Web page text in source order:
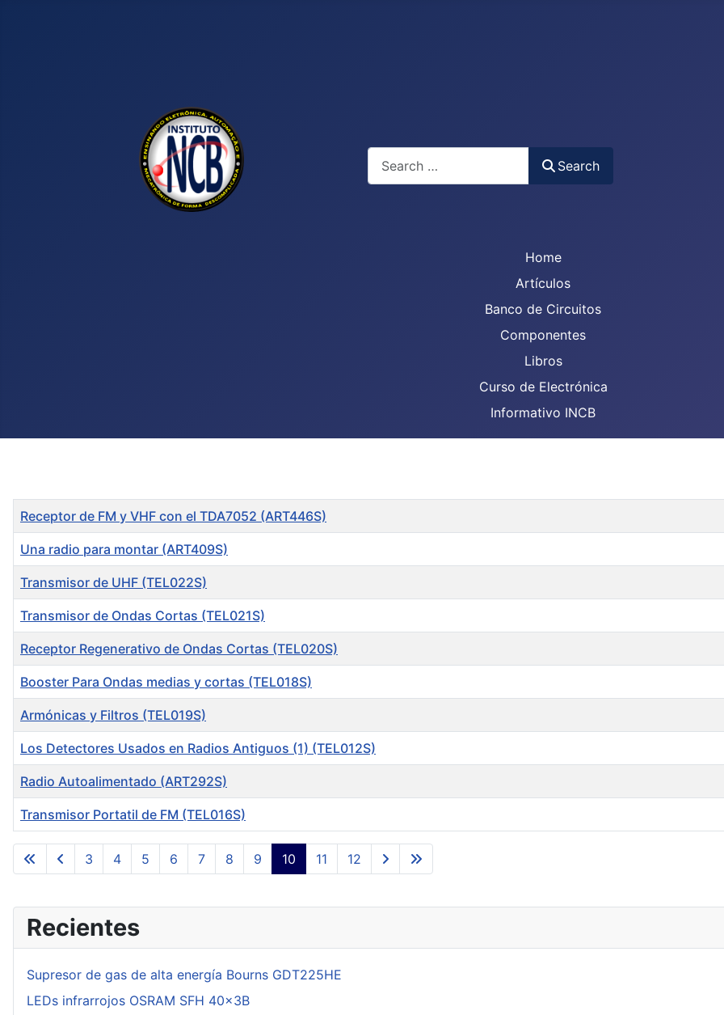
Search
Search
Home
Artículos
Banco de Circuitos
Componentes
Libros
Curso de Electrónica
Informativo INCB
Articles
Title
Receptor de FM y VHF con el TDA7052 (ART446S)
Una radio para montar (ART409S)
Transmisor de UHF (TEL022S)
Transmisor de Ondas Cortas (TEL021S)
Receptor Regenerativo de Ondas Cortas (TEL020S)
Booster Para Ondas medias y cortas (TEL018S)
Armónicas y Filtros (TEL019S)
Los Detectores Usados en Radios Antiguos (1) (TEL012S)
Radio Autoalimentado (ART292S)
Transmisor Portatil de FM (TEL016S)
3 4 5 6 7 8 9 10 11 12
Recientes
Supresor de gas de alta energía Bourns GDT225HE
LEDs infrarrojos OSRAM SFH 40x3B